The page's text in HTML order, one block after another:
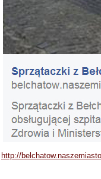
http://